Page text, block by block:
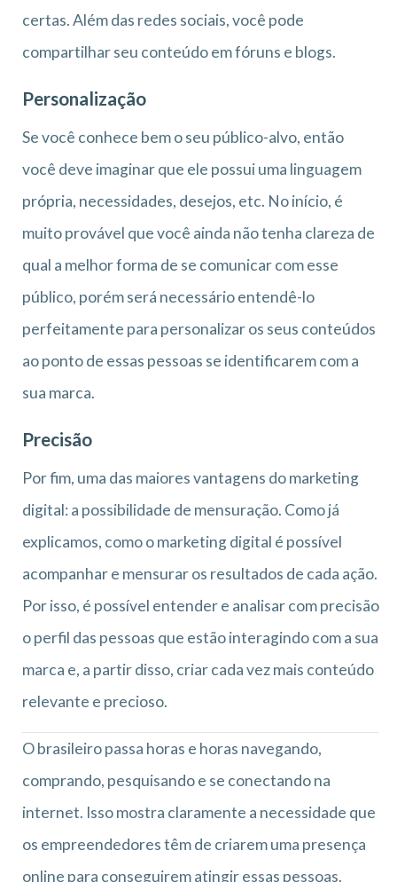
certas. Além das redes sociais, você pode
compartilhar seu conteúdo em fóruns e blogs.
Personalização
Se você conhece bem o seu público-alvo, então
você deve imaginar que ele possui uma linguagem
própria, necessidades, desejos, etc. No início, é
muito provável que você ainda não tenha clareza de
qual a melhor forma de se comunicar com esse
público, porém será necessário entendê-lo
perfeitamente para personalizar os seus conteúdos
ao ponto de essas pessoas se identificarem com a
sua marca.
Precisão
Por fim, uma das maiores vantagens do marketing
digital: a possibilidade de mensuração. Como já
explicamos, como o marketing digital é possível
acompanhar e mensurar os resultados de cada ação.
Por isso, é possível entender e analisar com precisão
o perfil das pessoas que estão interagindo com a sua
marca e, a partir disso, criar cada vez mais conteúdo
relevante e precioso.
O brasileiro passa horas e horas navegando,
comprando, pesquisando e se conectando na
internet. Isso mostra claramente a necessidade que
os empreendedores têm de criarem uma presença
online para conseguirem atingir essas pessoas.